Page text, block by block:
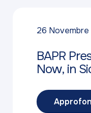
26 Novembre
BAPR
Now, in